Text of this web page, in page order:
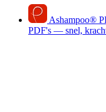
Ashampoo®
PDF's — snel,